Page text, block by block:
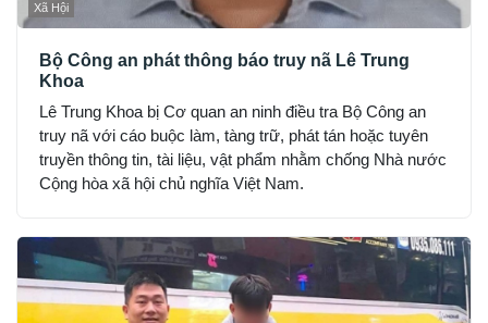
Xã Hội
Bộ Công an phát thông báo truy nã Lê Trung
Khoa
Lê Trung Khoa bị Cơ quan an ninh điều tra Bộ Công an
truy nã với cáo buộc làm, tàng trữ, phát tán hoặc tuyên
truyền thông tin, tài liệu, vật phẩm nhằm chống Nhà nước
Cộng hòa xã hội chủ nghĩa Việt Nam.